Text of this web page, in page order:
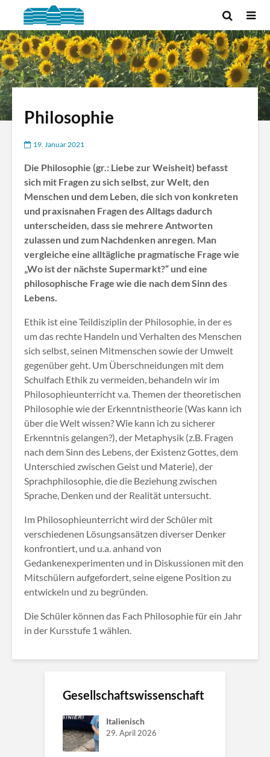
Philosophie
19. Januar 2021
Die Philosophie (gr.: Liebe zur Weisheit) befasst
sich mit Fragen zu sich selbst, zur Welt, den
Menschen und dem Leben, die sich von konkreten
und praxisnahen Fragen des Alltags dadurch
unterscheiden, dass sie mehrere Antworten
zulassen und zum Nachdenken anregen. Man
vergleiche eine alltägliche pragmatische Frage wie
„Wo ist der nächste Supermarkt?“ und eine
philosophische Frage wie die nach dem Sinn des
Lebens.
Ethik ist eine Teildisziplin der Philosophie, in der es
um das rechte Handeln und Verhalten des Menschen
sich selbst, seinen Mitmenschen sowie der Umwelt
gegenüber geht. Um Überschneidungen mit dem
Schulfach Ethik zu vermeiden, behandeln wir im
Philosophieunterricht v.a. Themen der theoretischen
Philosophie wie der Erkenntnistheorie (Was kann ich
über die Welt wissen? Wie kann ich zu sicherer
Erkenntnis gelangen?), der Metaphysik (z.B. Fragen
nach dem Sinn des Lebens, der Existenz Gottes, dem
Unterschied zwischen Geist und Materie), der
Sprachphilosophie, die die Beziehung zwischen
Sprache, Denken und der Realität untersucht.
Im Philosophieunterricht wird der Schüler mit
verschiedenen Lösungsansätzen diverser Denker
konfrontiert, und u.a. anhand von
Gedankenexperimenten und in Diskussionen mit den
Mitschülern aufgefordert, seine eigene Position zu
entwickeln und zu begründen.
Die Schüler können das Fach Philosophie für ein Jahr
in der Kursstufe 1 wählen.
Gesellschaftswissenschaft
Italienisch
29. April 2026